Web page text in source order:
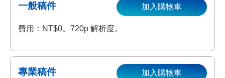
一般稿件
費用：NT$0。720p 解析度。
加入購物車
專業稿件 加入購物車